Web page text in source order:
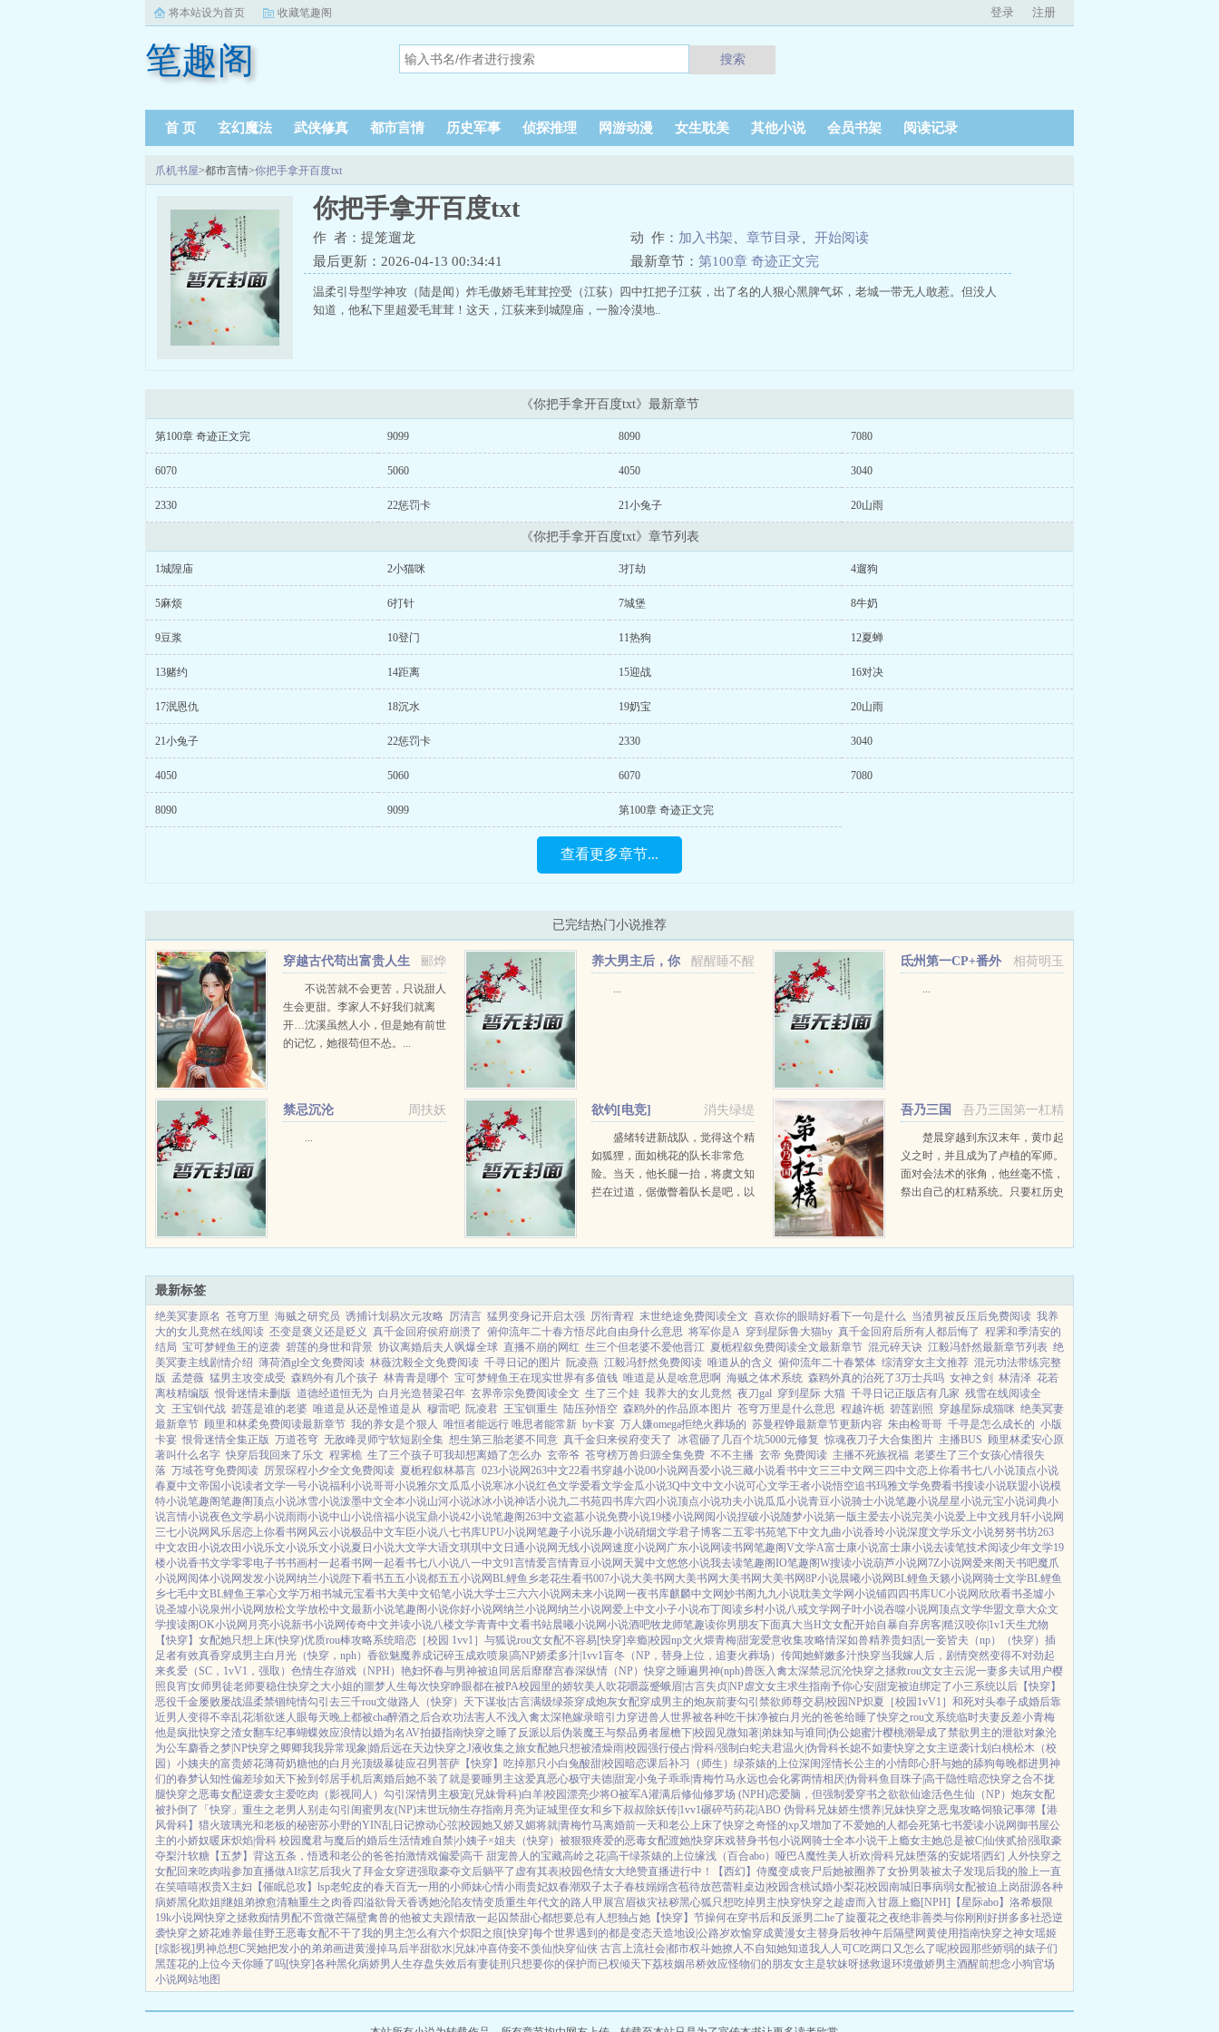
将本站设为首页 收藏笔趣阁 登录 注册
笔趣阁 搜索
首 页 玄幻魔法 武侠修真 都市言情 历史军事 侦探推理 网游动漫 女生耽美 其他小说 会员书架 阅读记录
爪机书屋>都市言情>你把手拿开百度txt
你把手拿开百度txt
作 者：提笼遛龙 动 作： 加入书架 章节目录
开始阅读
最后更新：2026-04-13 00:34:41
最新章节： 第100章 奇迹正文完
温柔引导型学神攻（陆是闻）炸毛傲娇毛茸茸控受（江荻）四中扛把子江荻，出了名的人狠心黑脾气坏，老城一带无人敢惹。但没人
知道，他私下里超爱毛茸茸！这天，江荻来到城隍庙，一脸冷漠地..
《你把手拿开百度txt》最新章节
第100章 奇迹正文完 9099 8090 7080
6070 5060 4050 3040
2330 22惩罚卡 21小兔子 20山雨
《你把手拿开百度txt》章节列表
1城隍庙 2小猫咪 3打劫 4遛狗
5麻烦 6打针 7城堡 8牛奶
9豆浆 10登门 11热狗 12夏蝉
13赌约 14距离 15迎战 16对决
17泯恩仇 18沉水 19奶宝 20山雨
21小兔子 22惩罚卡 2330 3040
4050 5060 6070 7080
8090 9099 第100章 奇迹正文完
查看更多章节...
已完结热门小说推荐
郦烨
穿越古代苟出富贵人生
不说苦就不会更苦，只说甜人
生会更甜。李家人不好我们就离
开…沈溪虽然人小，但是她有前世
的记忆，她很苟但不怂。...
醒醒睡不醒
养大男主后，你
...
相荷明玉
氐州第一CP+番外
...
周扶妖
禁忌沉沦
...
消失绿缇
欲钓[电竞]
盛绪转进新战队，觉得这个精
如狐狸，面如桃花的队长非常危
险。当天，他长腿一抬，将虞文知
拦在过道，倨傲瞥着队长是吧，以
让。众人猜测，脾气温和...
吾乃三国第一杠精
吾乃三国
第一杠精
楚晨穿越到东汉末年，黄巾起
义之时，并且成为了卢植的军师。
面对会法术的张角，他丝毫不慌，
祭出自己的杠精系统。只要杠历史
在收服赵云廖化等大将的同时，还
最新标签
绝美冥妻原名 苍穹万里 海贼之研究员 诱捕计划易次元攻略 厉清言 猛男变身记开启太强 厉衔青程 末世绝途免费阅读全文 喜欢你的眼睛好看下一句是什么 当渣男被反压后免费阅读 我养
大的女儿竟然在线阅读 丕变是褒义还是贬义 真千金回府侯府崩溃了 俯仰流年二十春方悟尽此自由身什么意思 将军你是A 穿到星际鲁大猫by 真千金回府后所有人都后悔了 程霁和季清安的
结局 宝可梦鲤鱼王的逆袭 碧莲的身世和背景 协议离婚后夫人飒爆全球 直播不崩的网红 生三个但老婆不爱他晋江 夏栀程叙免费阅读全文最新章节 混元碎天诀 江毅冯舒然最新章节列表 绝
美冥妻主线剧情介绍 薄荷酒gl全文免费阅读 林薇沈毅全文免费阅读 千寻日记的图片 阮凌燕 江毅冯舒然免费阅读 唯道从的含义 俯仰流年二十春繁体 综清穿女主文推荐 混元功法带练完整
版 孟楚薇 猛男主攻变成受 森鸥外有几个孩子 林青青是哪个 宝可梦鲤鱼王在现实世界有多值钱 唯道是从是啥意思啊 海贼之体术系统 森鸥外真的治死了3万士兵吗 女神之剑 林清泽 花若
离枝精编版 恨骨迷情未删版 道德经道恒无为 白月光造替梁召年 玄界帝宗免费阅读全文 生了三个娃 我养大的女儿竟然 夜刀gal 穿到星际 大猫 千寻日记正版店有几家 残雪在线阅读全
文 王宝钏代战 碧莲是谁的老婆 唯道是从还是惟道是从 穆雷吧 阮凌君 王宝钏重生 陆压孙悟空 森鸥外的作品原本图片 苍穹万里是什么意思 程越许栀 碧莲剧照 穿越星际成猫咪 绝美冥妻
最新章节 顾里和林柔免费阅读最新章节 我的养女是个狠人 唯恒者能远行 唯思者能常新 by卡宴 万人嫌omega拒绝火葬场的 苏曼程铮最新章节更新内容 朱由检哥哥 千寻是怎么成长的 小版
卡宴 恨骨迷情全集正版 万道苍穹 无敌峰灵师宁软短剧全集 想生第三胎老婆不同意 真千金归来侯府变天了 冰雹砸了几百个坑5000元修复 惊魂夜刀子大合集图片 主播BUS 顾里林柔安心原
著叫什么名字 快穿后我回来了乐文 程霁桅 生了三个孩子可我却想离婚了怎么办 玄帝爷 苍穹榜万兽归源全集免费 不不主播 玄帝 免费阅读 主播不死族祝福 老婆生了三个女孩心情很失
落 万域苍穹免费阅读 厉景琛程小夕全文免费阅读 夏栀程叙林慕言 023小说网263中文22看书穿越小说00小说网吾爱小说三藏小说看书中文三三中文网 三四中文恋上你看书七八小说顶点小说
春夏中文帝国小说读者文学一号小说福利小说哥哥小说雅尔文瓜瓜小说寒冰小说红色文学爱看文学金瓜小说3Q中文中文小说可心文学王者小说悟空追书玛雅文学免费看书搜读小说联盟小说模
特小说笔趣阁笔趣阁顶点小说冰雪小说泼墨中文全本小说山河小说冰冰小说神话小说九二书苑四书库六四小说顶点小说功夫小说瓜瓜小说青豆小说骑士小说笔趣小说星星小说元宝小说词典小
说言情小说夜色文学易小说雨雨小说中山小说倍福小说宝鼎小说42小说笔趣阁263中文盗墓小说免费小说19楼小说网阅小说捏破小说随梦小说第一版主爱去小说完美小说爱上中文残月轩小说网
三七小说网 风乐居恋上你看书网 风云小说极品中文车臣小说八七书库UPU小说网笔趣子小说乐趣小说硝烟文学君子博客二五零书苑笔下中文九曲小说香玲小说深度文学乐文小说努努书坊263
中文农田小说农田小说乐文小说乐文小说夏日小说大文学大语文琪琪中文 日通小说网无线小说网速度小说网 广东小说网读书网笔趣阁V文学A富士康小说富士康小说去读笔技术阅读少年文学19
楼小说香书文学零零电子书书画村一起看书网一起看书七八小说八一中文91言情爱言情青豆小说网 天翼中文悠悠小说我去读笔趣阁IO笔趣阁W搜读小说葫芦小说网7Z小说网爱来阁 天书吧魔爪
小说网 阅体小说网发发小说网纳兰小说陛下看书五五小说都五五小说网BL鲤鱼乡老花生看书007小说大美书网 大美书网 大美书网 大美书网8P小说晨曦小说网BL鲤鱼 天籁小说网骑士文学BL鲤鱼
乡七毛中文BL鲤鱼王掌心文学万相书城元宝看书大美中文铅笔小说大学士三六六小说网未来小说网一夜书库麒麟中文网妙书阁 九九小说耽美文学网小说铺四四书库UC小说网 欣欣看书圣墟小
说圣墟小说泉州小说网放松文学放松中文最新小说笔趣阁小说你好小说网纳兰小说网纳兰小说网爱上中文小子小说布丁阅读乡村小说八戒文学网子叶小说吞噬小说网顶点文学华盟文章大众文
学搜读阁OK小说网 月亮小说新书小说网传奇中文并读小说八楼文学青青中文看书站晨曦小说网小说酒吧牧龙师笔趣读你男朋友下面真大当H文女配开始自暴自弃房客|糙汉咬你|1v1天生尤物
【快穿】 女配她只想上床(快穿)优质rou棒攻略系统暗恋［校园 1vv1］ 与狐说rou文女配不容易[快穿]幸瘾|校园np文火煨青梅|甜宠爱意收集攻略情深如兽精养贵妇|乱一妾皆夫（np）
（快穿）插
足者有效真香穿成男主白月光（快穿，nph） 香欲魅魔养成记碎玉成欢喷泉|高NP娇柔多汁|1vv1盲冬（NP，替身上位，追妻火葬场） 传闻她鲜嫩多汁|快穿当我嫁人后，剧情突然变得不对劲起
来炙爱（SC，1vV1，强取） 色情生存游戏（NPH） 艳妇怀春与男神被迫同居后靡靡宫春深纵情（NP）快穿之睡遍男神(nph)兽医 入禽太深禁忌沉沦快穿之拯救rou文女主云泥一妻多夫试用户樱
照良宵|女师男徒老师要稳住快穿之大小姐的噩梦人生每次快穿睁眼都在被PA校园里的娇软美人 吹花嚼蕊蹙蛾眉|古言失贞|NP虐文女主求生指南予你心安|甜宠被迫绑定了小三系统以后【快穿】
恶役千金屡败屡战温柔禁锢纯情勾引 去三千rou文做路人（快穿） 天下谋妆|古言满级绿茶穿成炮灰女配穿成男主的炮灰前妻勾引禁欲师尊交易|校园NP炽夏［校园1vV1］ 和死对头奉子成婚后靠
近男人变得不幸乱花渐欲迷人眼每天晚上都被cha醉酒之后合欢功法害人不浅入禽太深艳嫁录暗引力穿进兽人世界被各种吃干抹净被白月光的爸爸给睡了快穿之rou文系统临时夫妻反差小青梅
他是疯批快穿之渣女翻车纪事蝴蝶效应浪情以婚为名AV拍摄指南快穿之睡了反派以后伪装魔王与祭品勇者屋檐下|校园 见微知著|弟妹知与谁同|伪公媳蜜汁樱桃潮晕成了禁欲男主的泄欲对象沦
为公车麝香之梦|NP快穿之卿卿我我异常现象|婚后远在天边快穿之J液收集之旅女配她只想被渣燥雨|校园强行侵占|骨科/强制 白蛇夫君温火|伪骨科长媳不如妻快穿之女主逆袭计划 白桃松木（校
园） 小姨夫的富贵娇花薄荷奶糖他的白月光顶级暴徒应召男菩萨 【快穿】吃掉那只小白兔酸甜|校园暗恋课后补习（师生） 绿茶婊的上位深闺淫情长公主的小情郎心肝与她的舔狗每晚都进男神
们的春梦认知性偏差珍如天下捡到邻居手机后离婚后她不装了就是要睡男主这爱真恶心极守夫德|甜宠小兔子乖乖|青梅竹马永远也会化雾两情相厌|伪骨科鱼目珠子|高干隐性暗恋快穿之合不拢
腿快穿之恶毒女配逆袭女主爱吃肉 （影视同人）勾引深情男主极宠(兄妹骨科)白羊|校园漂亮少将O被军A灌满后修仙修罗场 (NPH)恋爱脑，但强制爱穿书之欲欲仙途活色生仙（NP） 炮灰女配
被扑倒了「快穿」 重生之老男人别走勾引闺蜜男友(NP)末世玩物生存指南月亮为证城里侄女和乡下叔叔除妖传|1vv1碾碎芍药花|ABO 伪骨科兄妹娇生惯养|兄妹快穿之恶鬼攻略饲狼记事簿 【港
风骨科】猎火玻璃光和老板的秘密苏小野的YIN乱日记撩动心弦|校园她又娇又媚将就|青梅竹马离婚前一天和老公上床了快穿之奇怪的xp又增加了不爱她的人都会死第七书爱读小说网御书屋公
主的小娇奴暖床炽焰|骨科 校园 魔君与魔后的婚后生活情难自禁|小姨子×姐夫 （快穿）被狠狠疼爱的恶毒女配渡她|快穿床戏替身书包小说网骑士全本小说干上瘾女主她总是被C|仙侠贰拾|强取豪
夺梨汁软糖 【五梦】背这五条，悟透和老公的爸爸拍激情戏偏爱|高干 甜宠兽人的宝藏高岭之花|高干绿茶婊的上位缘浅（百合abo）哑巴A魔性美人祈欢|骨科兄妹堕落的安妮塔|西幻 人外快穿之
女配回来吃肉啦参加直播做AI综艺后我火了 拜金女穿进强取豪夺文后躺平了 虚有其表|校园色情女大绝赞直播进行中！ 【西幻】侍魔变成丧尸后她被圈养了女扮男装被太子发现后我的脸上一直
在笑嘻嘻|权贵X主妇 【催眠总攻】lsp老蛇皮的春天百无一用的小师妹心情小雨贵妃奴春潮双子太子春枝嫋嫋含苞待放芭蕾鞋桌边|校园含桃试婚小梨花|校园南城旧事病弱女配被迫上岗甜源各种
病娇黑化欺姐|继姐弟撩愈清釉重生之肉香四溢欲骨天香诱她沦陷友情变质重生年代文的路人甲 展宫眉袚灾祛秽黑心狐只想吃掉男主|快穿快穿之趁虚而入甘愿上瘾[NPH]
【星际abo】洛希极限
19k小说网快穿之拯救痴情男配不啻微芒隔壁禽兽的他被丈夫跟情敌一起囚禁甜心都想要总有人想独占她 【快穿】节操何在穿书后和反派男二he了旋覆花之夜绝非善类与你刚刚好拼多多社恐逆
袭快穿之娇花难养最佳野王恶毒女配不干了我的男主怎么有六个炽阳之痕 [快穿]每个世界遇到的都是变态天造地设|公路岁欢愉穿成黄漫女主替身后牧神午后隔壁网黄使用指南快穿之神女瑶姬
[综影视]男神总想C哭她把发小的弟弟画进黄漫掉马后半甜欲水|兄妹冲喜侍妾不羡仙|快穿仙侠 古言上流社会|都市权斗她撩人不自知她知道我人人可C吃两口又怎么了呢|校园那些娇弱的婊子们
黑莲花的上位今天你睡了吗[快穿]各种黑化病娇男 人生存盘失效后有妻徒刑 只想要你的保护而已权倾天下荔枝姻吊桥效应怪物们的朋友女主是软妹呀拯救退环境傲娇男主酒醒前想念小狗官场
小说网站地图